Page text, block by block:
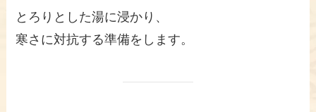
とろりとした湯に浸かり、
寒さに対抗する準備をします。